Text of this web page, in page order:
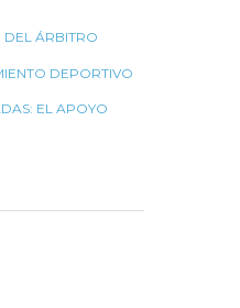
DEL ÁRBITRO
DEPORTIVO
EL APOYO